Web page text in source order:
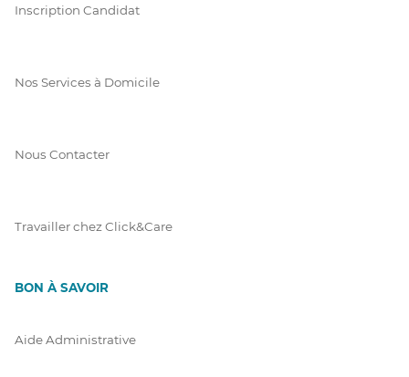
Inscription Candidat
Nos Services à Domicile
Nous Contacter
Travailler chez Click&Care
BON À SAVOIR
Aide Administrative